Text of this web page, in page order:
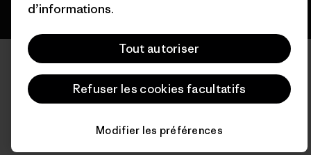
d’informations.
Tout autoriser
Refuser les cookies facultatifs
Modifier les préférences